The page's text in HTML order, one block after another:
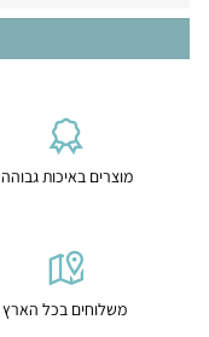
מוצרים באיכות גבוהה
משלוחים בכל הארץ